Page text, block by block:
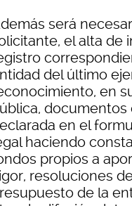
será
el alta de
del último
en
en el
haciendo
propios a
resoluciones
de la